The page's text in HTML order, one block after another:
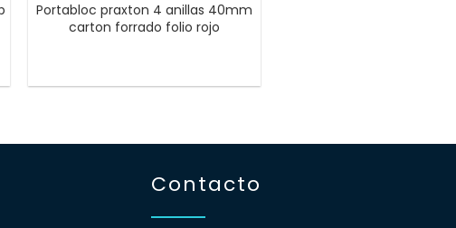
Portabloc praxton 4 anillas 40mm
carton forrado folio rojo
Contacto